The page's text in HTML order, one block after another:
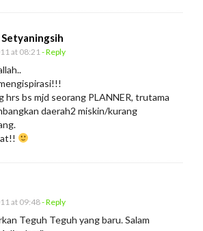
at 08:21- Reply
hrs bs mjd seorang PLANNER, trutama
daerah2 miskin/kurang
at 09:48- Reply
Teguh Teguh yang baru. Salam